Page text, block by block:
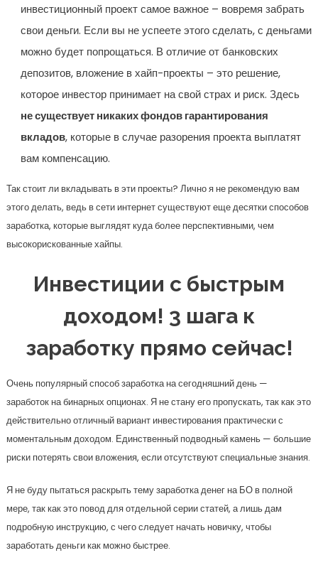
инвестиционный проект самое важное – вовремя забрать
свои деньги. Если вы не успеете этого сделать, с деньгами
можно будет попрощаться. В отличие от банковских
депозитов, вложение в хайп-проекты – это решение,
которое инвестор принимает на свой страх и риск. Здесь
не существует никаких фондов гарантирования
вкладов, которые в случае разорения проекта выплатят
вам компенсацию.
Так стоит ли вкладывать в эти проекты? Лично я не рекомендую вам
этого делать, ведь в сети интернет существуют еще десятки способов
заработка, которые выглядят куда более перспективными, чем
высокорискованные хайпы.
Инвестиции с быстрым
доходом! 3 шага к
заработку прямо сейчас!
Очень популярный способ заработка на сегодняшний день —
заработок на бинарных опционах. Я не стану его пропускать, так как это
действительно отличный вариант инвестирования практически с
моментальным доходом. Единственный подводный камень — большие
риски потерять свои вложения, если отсутствуют специальные знания.
Я не буду пытаться раскрыть тему заработка денег на БО в полной
мере, так как это повод для отдельной серии статей, а лишь дам
подробную инструкцию, с чего следует начать новичку, чтобы
заработать деньги как можно быстрее.